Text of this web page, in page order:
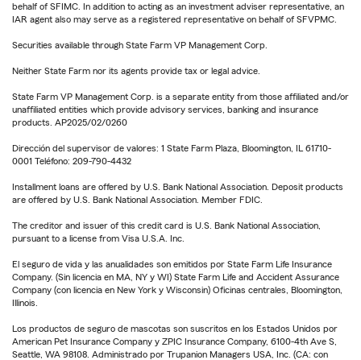
behalf of SFIMC. In addition to acting as an investment adviser representative, an
IAR agent also may serve as a registered representative on behalf of SFVPMC.
Securities available through State Farm VP Management Corp.
Neither State Farm nor its agents provide tax or legal advice.
State Farm VP Management Corp. is a separate entity from those affiliated and/or
unaffiliated entities which provide advisory services, banking and insurance
products. AP2025/02/0260
Dirección del supervisor de valores: 1 State Farm Plaza, Bloomington, IL 61710-
0001 Teléfono: 209-790-4432
Installment loans are offered by U.S. Bank National Association. Deposit products
are offered by U.S. Bank National Association. Member FDIC.
The creditor and issuer of this credit card is U.S. Bank National Association,
pursuant to a license from Visa U.S.A. Inc.
El seguro de vida y las anualidades son emitidos por State Farm Life Insurance
Company. (Sin licencia en MA, NY y WI) State Farm Life and Accident Assurance
Company (con licencia en New York y Wisconsin) Oficinas centrales, Bloomington,
Illinois.
Los productos de seguro de mascotas son suscritos en los Estados Unidos por
American Pet Insurance Company y ZPIC Insurance Company, 6100-4th Ave S,
Seattle, WA 98108. Administrado por Trupanion Managers USA, Inc. (CA: con